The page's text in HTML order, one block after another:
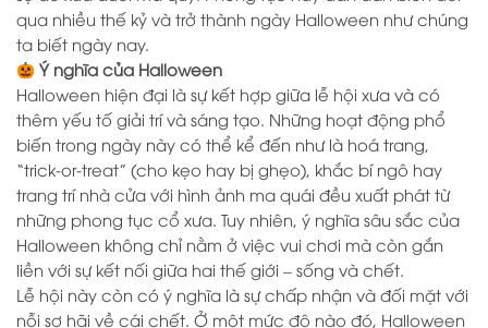
qua nhiều thế kỷ và trở thành ngày Halloween như chúng
ta biết ngày nay.
Ý nghĩa của Halloween
Halloween hiện đại là sự kết hợp giữa lễ hội xưa và có
thêm yếu tố giải trí và sáng tạo. Những hoạt động phổ
biến trong ngày này có thể kể đến như là hoá trang,
“trick-or-treat” (cho kẹo hay bị ghẹo), khắc bí ngô hay
trang trí nhà cửa với hình ảnh ma quái đều xuất phát từ
những phong tục cổ xưa. Tuy nhiên, ý nghĩa sâu sắc của
Halloween không chỉ nằm ở việc vui chơi mà còn gắn
liền với sự kết nối giữa hai thế giới – sống và chết.
Lễ hội này còn có ý nghĩa là sự chấp nhận và đối mặt với
nỗi sợ hãi về cái chết. Ở một mức độ nào đó, Halloween